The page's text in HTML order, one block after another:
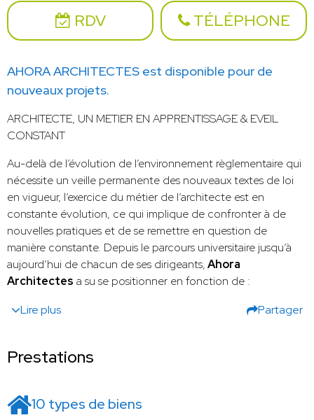
RDV TÉLÉPHONE
AHORA ARCHITECTES est disponible pour de
nouveaux projets.
ARCHITECTE, UN METIER EN APPRENTISSAGE & EVEIL
CONSTANT
Au-delà de l’évolution de l’environnement règlementaire qui
nécessite un veille permanente des nouveaux textes de loi
en vigueur, l’exercice du métier de l’architecte est en
constante évolution, ce qui implique de confronter à de
nouvelles pratiques et de se remettre en question de
manière constante. Depuis le parcours universitaire jusqu’à
aujourd’hui de chacun de ses dirigeants,Ahora
Architectes a su se positionner en fonction de :
Lire plus
Partager
Prestations
10 types de biens